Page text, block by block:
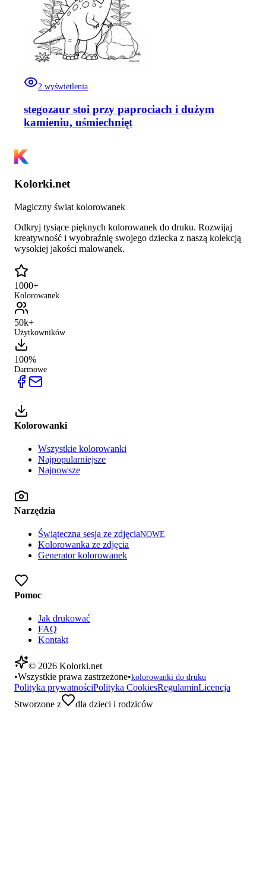
2 wyświetlenia
stegozaur stoi przy paprociach i dużym
kamieniu, uśmiechnięt
Kolorki.net
Magiczny świat kolorowanek
Odkryj tysiące pięknych kolorowanek do druku. Rozwijaj
kreatywność i wyobraźnię swojego dziecka z naszą kolekcją
wysokiej jakości malowanek.
1000+
Kolorowanek
50k+
Użytkowników
100%
Darmowe
Kolorowanki
Wszystkie kolorowanki
Najpopularniejsze
Najnowsze
Narzędzia
Świąteczna sesja ze zdjęciaNOWE
Kolorowanka ze zdjęcia
Generator kolorowanek
Pomoc
Jak drukować
FAQ
Kontakt
© 2026 Kolorki.net
•Wszystkie prawa zastrzeżone•kolorowanki do druku
Polityka prywatnościPolityka CookiesRegulaminLicencja
Stworzone z
dla dzieci i rodziców